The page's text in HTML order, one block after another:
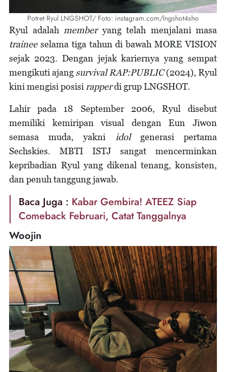
Potret Ryul LNGSHOT/ Foto: instagram.com/lngshot4sho
Ryul adalah memberyang telah menjalani masa
traineeselama tiga tahun di bawah MORE VISION
sejak 2023. Dengan jejak kariernya yang sempat
mengikuti ajang survival RAP:PUBLIC(2024), Ryul
kini mengisi posisi rapperdi grup LNGSHOT.
Lahir pada 18 September 2006, Ryul disebut
memiliki kemiripan visual dengan Eun Jiwon
semasa muda, yakni
idolgenerasi pertama
Sechskies. MBTI ISTJ sangat mencerminkan
kepribadian Ryul yang dikenal tenang, konsisten,
dan penuh tanggung jawab.
Baca Juga : Kabar Gembira! ATEEZ Siap
Comeback Februari, Catat Tanggalnya
Woojin